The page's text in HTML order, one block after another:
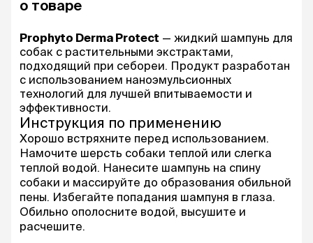
о товаре
Prophyto Derma Protect — жидкий шампунь для
собак с растительными экстрактами,
подходящий при себореи. Продукт разработан
с использованием наноэмульсионных
технологий для лучшей впитываемости и
эффективности.
Инструкция по применению
Хорошо встряхните перед использованием.
Намочите шерсть собаки теплой или слегка
теплой водой. Нанесите шампунь на спину
собаки и массируйте до образования обильной
пены. Избегайте попадания шампуня в глаза.
Обильно ополосните водой, высушите и
расчешите.